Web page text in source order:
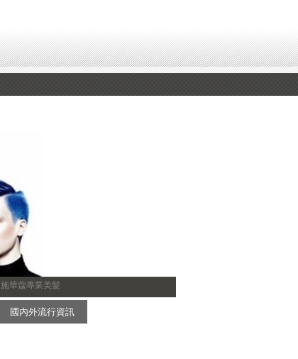
施華蔻專業美髮
國內外流行資訊